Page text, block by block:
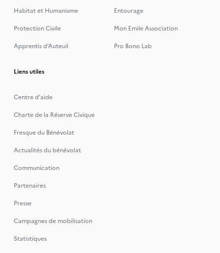
Habitat et Humanisme
Entourage
Protection Civile
Mon Emile Association
Apprentis d’Auteuil
Pro Bono Lab
Liens utiles
Centre d'aide
Charte de la Réserve Civique
Fresque du Bénévolat
Actualités du bénévolat
Communication
Partenaires
Presse
Campagnes de mobilisation
Statistiques